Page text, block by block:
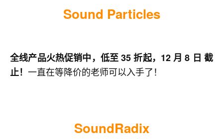
Sound Particles
全线产品火热促销中，低至 35 折起，12 月 8 日 截
止！ 一直在等降价的老师可以入手了！
SoundRadix